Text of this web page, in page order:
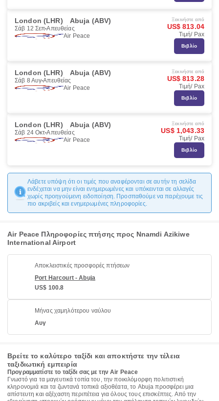
London (LHR) Abuja (ABV)
Σάβ 12 Σεπ Απευθείας
Air Peace
Ξεκινήστε από
US$ 813.04
Τιμή/ Pax
Βιβλίο
London (LHR) Abuja (ABV)
Σάβ 8 Αυγ Απευθείας
Air Peace
Ξεκινήστε από
US$ 813.28
Τιμή/ Pax
Βιβλίο
London (LHR) Abuja (ABV)
Σάβ 24 Οκτ Απευθείας
Air Peace
Ξεκινήστε από
US$ 1,043.33
Τιμή/ Pax
Βιβλίο
Λάβετε υπόψη ότι οι τιμές που αναφέρονται σε αυτήν τη σελίδα
ενδέχεται να μην είναι ενημερωμένες και υπόκεινται σε αλλαγές
χωρίς προηγούμενη ειδοποίηση. Προσπαθούμε να παρέχουμε τις
πιο ακριβείς και ενημερωμένες πληροφορίες.
Air Peace Πληροφορίες πτήσης προς Nnamdi Azikiwe
International Airport
Αποκλειστικές προσφορές πτήσεων
Port Harcourt - Abuja
US$ 100.8
Μήνας χαμηλότερου ναύλου
Αυγ
Βρείτε το καλύτερο ταξίδι και αποκτήστε την τέλεια
ταξιδιωτική εμπειρία
Προγραμματίστε το ταξίδι σας με την Air Peace
Γνωστό για τα μαγευτικά τοπία του, την ποικιλόμορφη πολιτιστική
κληρονομιά και τα ζωντανά τοπικά αξιοθέατα, το Abuja προσφέρει μια
απίστευτη και αξέχαστη περιπέτεια για όλους τους επισκέπτες. Από την